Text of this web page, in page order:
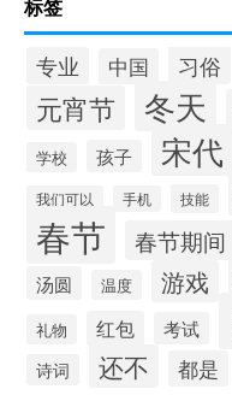
标签
专业 中国 习俗
元宵节 冬天
学校 孩子 宋代
我们可以 手机 技能
春节 春节期间
汤圆 温度 游戏
礼物 红包 考试
诗词 还不 都是